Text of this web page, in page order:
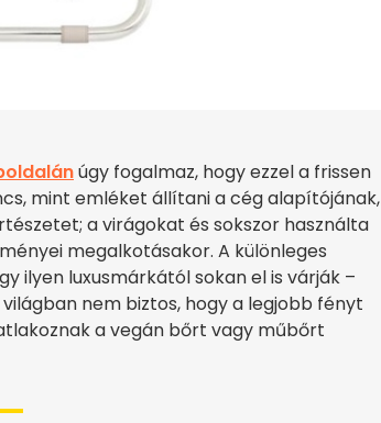
úgy fogalmaz, hogy ezzel a frissen
mint emléket állítani a cég alapítójának,
a virágokat és sokszor használta
megalkotásakor. A különleges
ilyen luxusmárkától sokan el is várják –
nem biztos, hogy a legjobb fényt
a vegán bőrt vagy műbőrt